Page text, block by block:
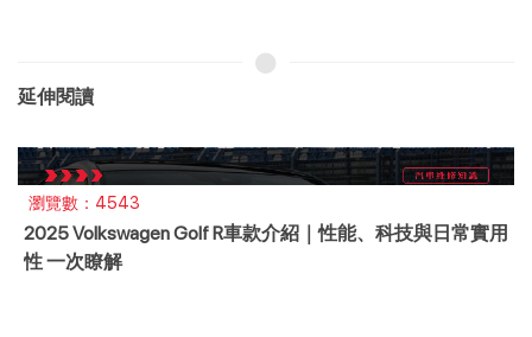
延伸閱讀
瀏覽數：10
2002 Toyota Camry老車值得買嗎？桃園二手神車維護成
本與選購全攻略